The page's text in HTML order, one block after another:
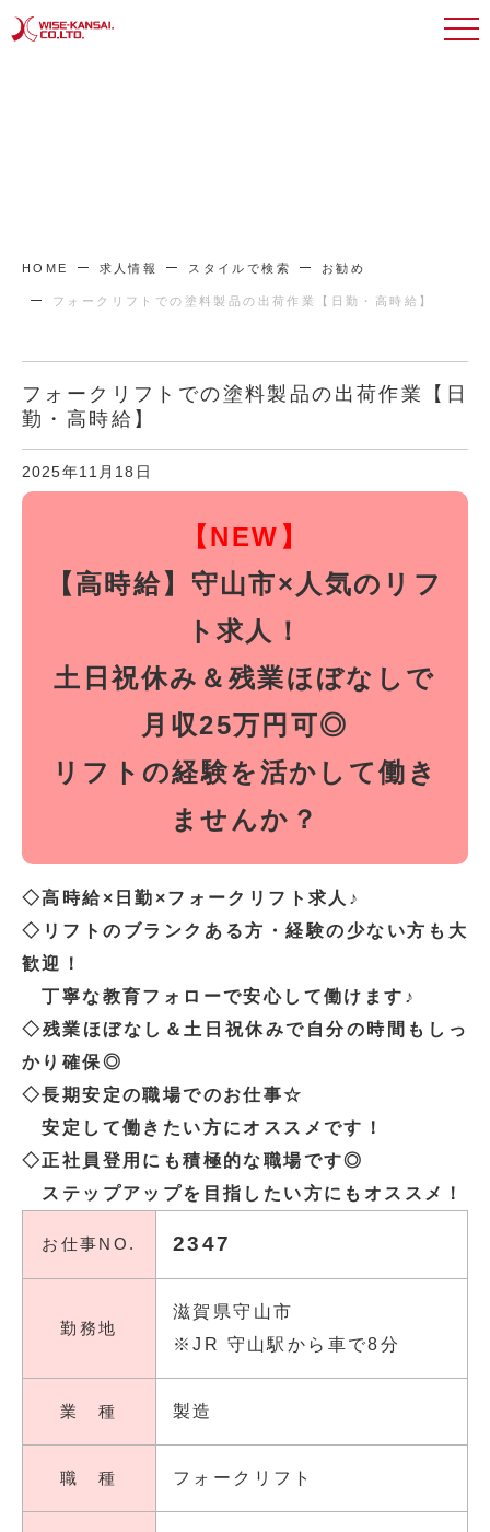
HOME 求人情報 スタイルで検索 お勧め
フォークリフトでの塗料製品の出荷作業【日勤・高時給】
フォークリフトでの塗料製品の出荷作業【日
勤・高時給】
2025年11月18日
【NEW】
【高時給】守山市×人気のリフ
ト求人！
土日祝休み＆残業ほぼなしで
月収25万円可◎
リフトの経験を活かして働き
ませんか？
◇高時給×日勤×フォークリフト求人♪
◇リフトのブランクある方・経験の少ない方も大
歓迎！
丁寧な教育フォローで安心して働けます♪
◇残業ほぼなし＆土日祝休みで自分の時間もしっ
かり確保◎
◇長期安定の職場でのお仕事☆
安定して働きたい方にオススメです！
◇正社員登用にも積極的な職場です◎
ステップアップを目指したい方にもオススメ！
お仕事NO. 2347
勤務地
滋賀県守山市
※JR 守山駅から車で8分
業 種 製造
職 種 フォークリフト